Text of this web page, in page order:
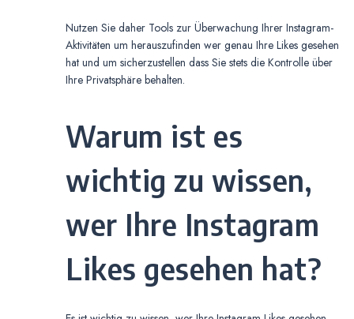
Nutzen Sie daher Tools zur Überwachung Ihrer Instagram-
Aktivitäten um herauszufinden wer genau Ihre Likes gesehen
hat und um sicherzustellen dass Sie stets die Kontrolle über
Ihre Privatsphäre behalten.
Warum ist es
wichtig zu wissen,
wer Ihre Instagram
Likes gesehen hat?